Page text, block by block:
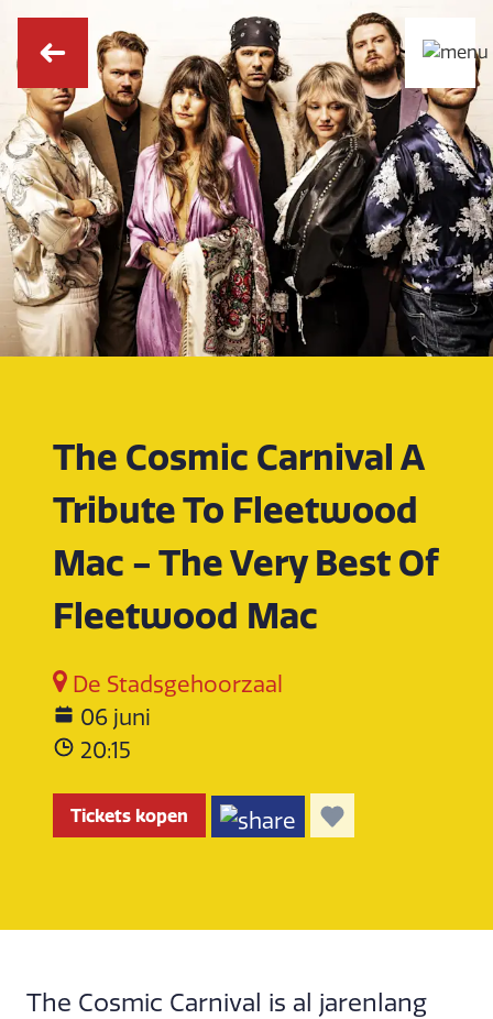
The Cosmic Carnival A
Tribute To Fleetwood
Mac - The Very Best Of
Fleetwood Mac
De Stadsgehoorzaal
06 juni
20:15
Tickets kopen
The Cosmic Carnival is al jarenlang